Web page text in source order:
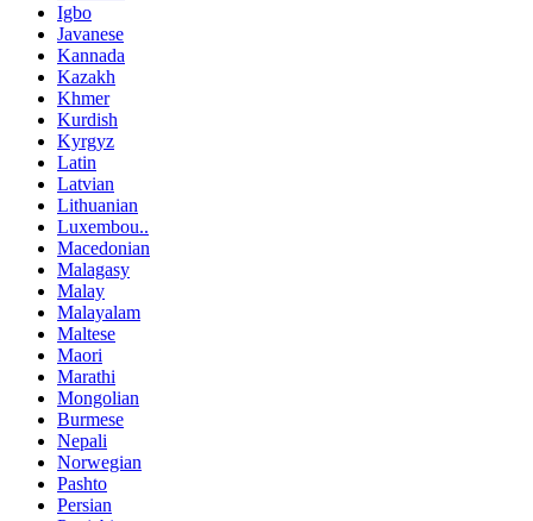
Igbo
Javanese
Kannada
Kazakh
Khmer
Kurdish
Kyrgyz
Latin
Latvian
Lithuanian
Luxembou..
Macedonian
Malagasy
Malay
Malayalam
Maltese
Maori
Marathi
Mongolian
Burmese
Nepali
Norwegian
Pashto
Persian